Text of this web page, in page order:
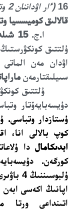
16 (ءار اۋداننان 2 وتباسى)
قالالىق كوميسسيا
ا.ج.15 شىلدەدە
ۇلتتىق
اۋدان مەن الماتى
سىيلىقتارمەن
ۇلتتىق
دۇيسەبايەۆتار
كوپ بالالى انا،
ابدىكامال
اپانىڭ اكەسى ابەن
اتىنداعى ورتا